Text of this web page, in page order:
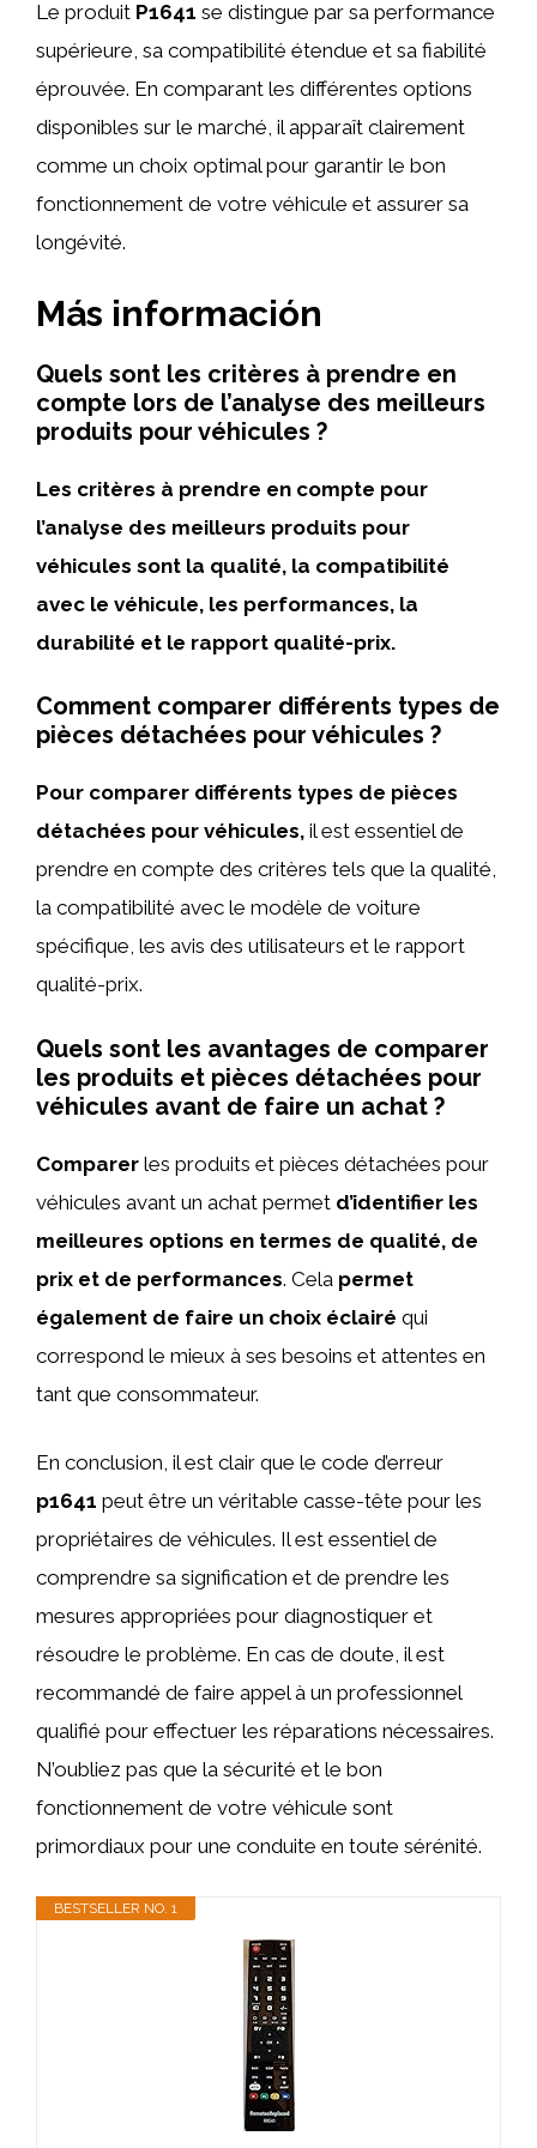
Le produit P1641 se distingue par sa performance
supérieure, sa compatibilité étendue et sa fiabilité
éprouvée. En comparant les différentes options
disponibles sur le marché, il apparaît clairement
comme un choix optimal pour garantir le bon
fonctionnement de votre véhicule et assurer sa
longévité.
Más información
Quels sont les critères à prendre en
compte lors de l’analyse des meilleurs
produits pour véhicules ?
Les critères à prendre en compte pour
l’analyse des meilleurs produits pour
véhicules sont la qualité, la compatibilité
avec le véhicule, les performances, la
durabilité et le rapport qualité-prix.
Comment comparer différents types de
pièces détachées pour véhicules ?
Pour comparer différents types de pièces
détachées pour véhicules, il est essentiel de
prendre en compte des critères tels que la qualité,
la compatibilité avec le modèle de voiture
spécifique, les avis des utilisateurs et le rapport
qualité-prix.
Quels sont les avantages de comparer
les produits et pièces détachées pour
véhicules avant de faire un achat ?
Comparer les produits et pièces détachées pour
véhicules avant un achat permet d’identifier les
meilleures options en termes de qualité, de
prix et de performances. Cela permet
également de faire un choix éclairé qui
correspond le mieux à ses besoins et attentes en
tant que consommateur.
En conclusion, il est clair que le code d’erreur
p1641 peut être un véritable casse-tête pour les
propriétaires de véhicules. Il est essentiel de
comprendre sa signification et de prendre les
mesures appropriées pour diagnostiquer et
résoudre le problème. En cas de doute, il est
recommandé de faire appel à un professionnel
qualifié pour effectuer les réparations nécessaires.
N’oubliez pas que la sécurité et le bon
fonctionnement de votre véhicule sont
primordiaux pour une conduite en toute sérénité.
BESTSELLER NO. 1